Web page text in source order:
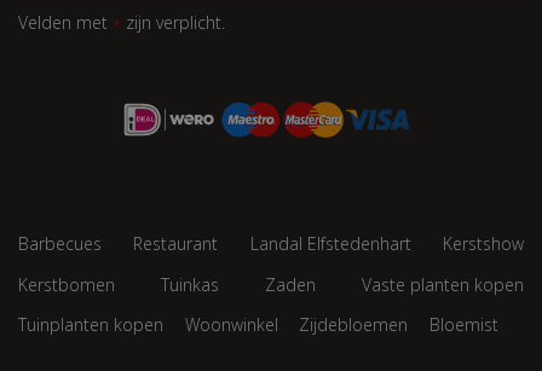
Velden met * zijn verplicht.
Barbecues Restaurant Landal Elfstedenhart
Kerstshow
Kerstbomen
Tuinkas Zaden
Vaste planten kopen
Tuinplanten kopen
Woonwinkel Zijdebloemen Bloemist